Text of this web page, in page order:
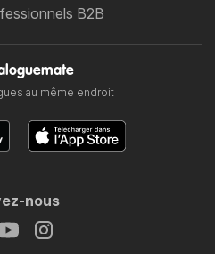
B2B
au même endroit
nous